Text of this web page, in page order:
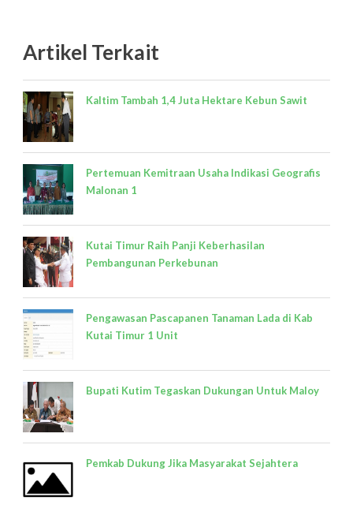
Artikel Terkait
Kaltim Tambah 1,4 Juta Hektare Kebun Sawit
Pertemuan Kemitraan Usaha Indikasi Geografis
Malonan 1
Kutai Timur Raih Panji Keberhasilan
Pembangunan Perkebunan
Pengawasan Pascapanen Tanaman Lada di Kab
Kutai Timur 1 Unit
Bupati Kutim Tegaskan Dukungan Untuk Maloy
Pemkab Dukung Jika Masyarakat Sejahtera